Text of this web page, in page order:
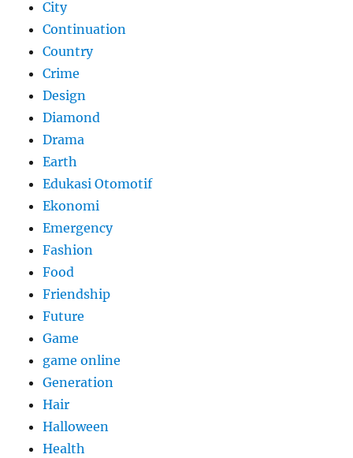
City
Continuation
Country
Crime
Design
Diamond
Drama
Earth
Edukasi Otomotif
Ekonomi
Emergency
Fashion
Food
Friendship
Future
Game
game online
Generation
Hair
Halloween
Health